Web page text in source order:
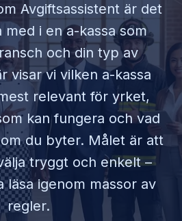
Avgiftsassistentär det
i en a-kassa som
och din typ av
visar vi vilken a-kassa
relevant för yrket,
kan fungera och vad
du byter. Målet är att
tryggt och enkelt –
läsa igenom massor av
regler.